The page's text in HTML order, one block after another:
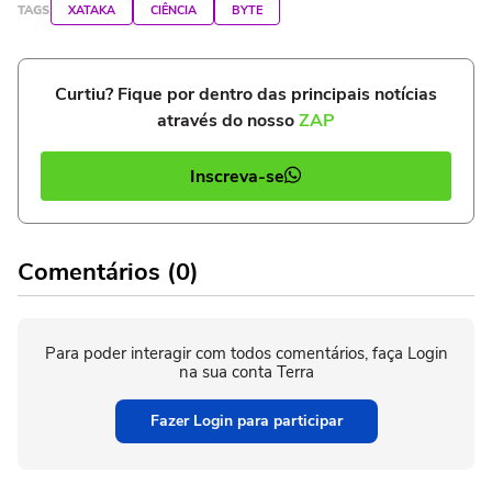
TAGS XATAKA CIÊNCIA BYTE
Curtiu? Fique por dentro das principais notícias
através do nossoZAP
Inscreva-se
Comentários (0)
Para poder interagir com todos comentários, faça Login
na sua conta Terra
Fazer Login para participar